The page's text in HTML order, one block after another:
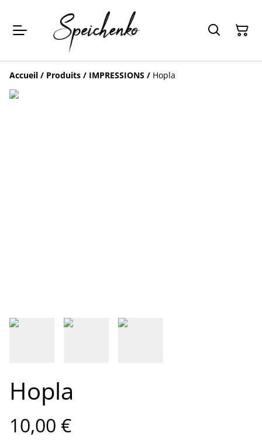
Accueil / Produits / IMPRESSIONS / Hopla
Hopla
10,00 €